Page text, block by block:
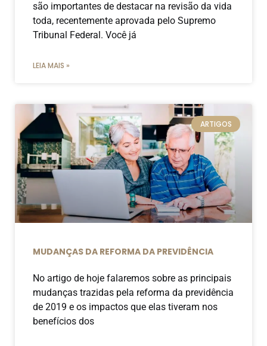
são importantes de destacar na revisão da vida
toda, recentemente aprovada pelo Supremo
Tribunal Federal. Você já
LEIA MAIS »
ARTIGOS
MUDANÇAS DA REFORMA DA PREVIDÊNCIA
No artigo de hoje falaremos sobre as principais
mudanças trazidas pela reforma da previdência
de 2019 e os impactos que elas tiveram nos
benefícios dos